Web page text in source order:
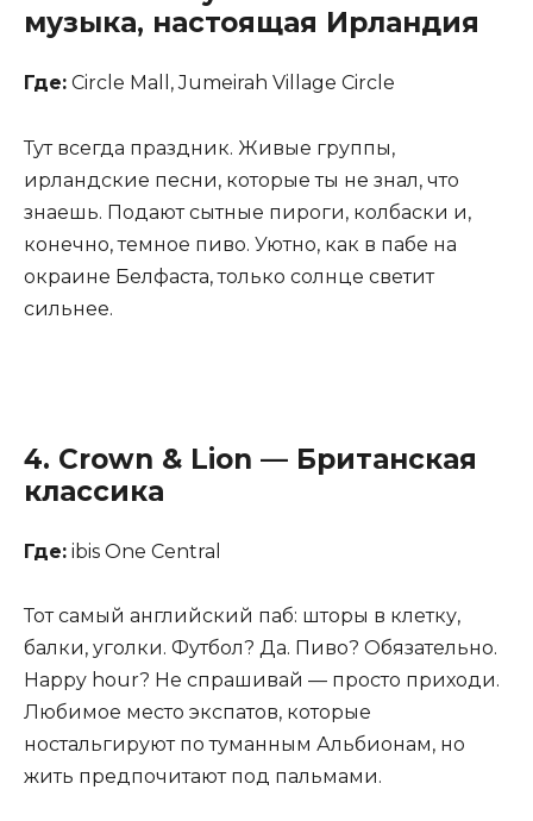
музыка, настоящая Ирландия
Где: Circle Mall, Jumeirah Village Circle
Тут всегда праздник. Живые группы,
ирландские песни, которые ты не знал, что
знаешь. Подают сытные пироги, колбаски и,
конечно, темное пиво. Уютно, как в пабе на
окраине Белфаста, только солнце светит
сильнее.
4. Crown & Lion — Британская
классика
Где: ibis One Central
Тот самый английский паб: шторы в клетку,
балки, уголки. Футбол? Да. Пиво? Обязательно.
Happy hour? Не спрашивай — просто приходи.
Любимое место экспатов, которые
ностальгируют по туманным Альбионам, но
жить предпочитают под пальмами.